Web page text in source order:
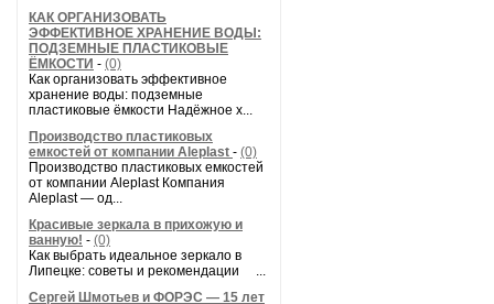
КАК ОРГАНИЗОВАТЬ
ЭФФЕКТИВНОЕ ХРАНЕНИЕ ВОДЫ:
ПОДЗЕМНЫЕ ПЛАСТИКОВЫЕ
ЁМКОСТИ - (0)
Как организовать эффективное
хранение воды: подземные
пластиковые ёмкости Надёжное х...
Производство пластиковых
емкостей от компании Aleplast - (0)
Производство пластиковых емкостей
от компании Aleplast Компания
Aleplast — од...
Красивые зеркала в прихожую и
ванную! - (0)
Как выбрать идеальное зеркало в
Липецке: советы и рекомендации ...
Сергей Шмотьев и ФОРЭС — 15 лет